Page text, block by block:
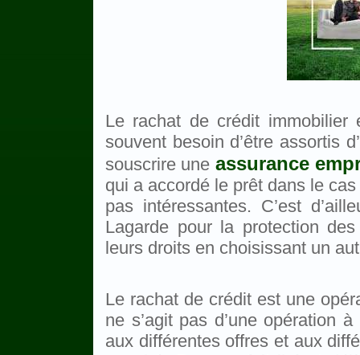
Le rachat de crédit immobilier
souvent besoin d’être assortis
souscrire une assurance
qui a accordé le prêt dans le
pas intéressantes. C’est
Lagarde pour la protection
leurs droits en choisissant un
Le rachat de crédit est une
ne s’agit pas d’une opération
aux différentes offres et aux